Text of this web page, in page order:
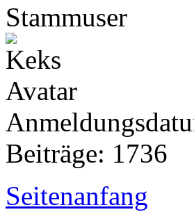
Stammuser
Beiträge: 1736
Seitenanfang